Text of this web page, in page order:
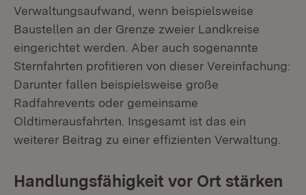
Verwaltungsaufwand, wenn beispielsweise
Baustellen an der Grenze zweier Landkreise
eingerichtet werden. Aber auch sogenannte
Sternfahrten profitieren von dieser Vereinfachung:
Darunter fallen beispielsweise große
Radfahrevents oder gemeinsame
Oldtimerausfahrten. Insgesamt ist das ein
weiterer Beitrag zu einer effizienten Verwaltung.
Handlungsfähigkeit vor Ort stärken